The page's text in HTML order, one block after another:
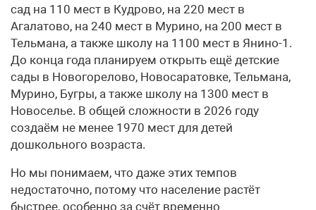
сад на 110 мест в Кудрово, на 220 мест в
Агалатово, на 240 мест в Мурино, на 200 мест в
Тельмана, а также школу на 1100 мест в Янино-1.
До конца года планируем открыть ещё детские
сады в Новогорелово, Новосаратовке, Тельмана,
Мурино, Бугры, а также школу на 1300 мест в
Новоселье. В общей сложности в 2026 году
создаём не менее 1970 мест для детей
дошкольного возраста.
Но мы понимаем, что даже этих темпов
недостаточно, потому что население растёт
быстрее, особенно за счёт временно